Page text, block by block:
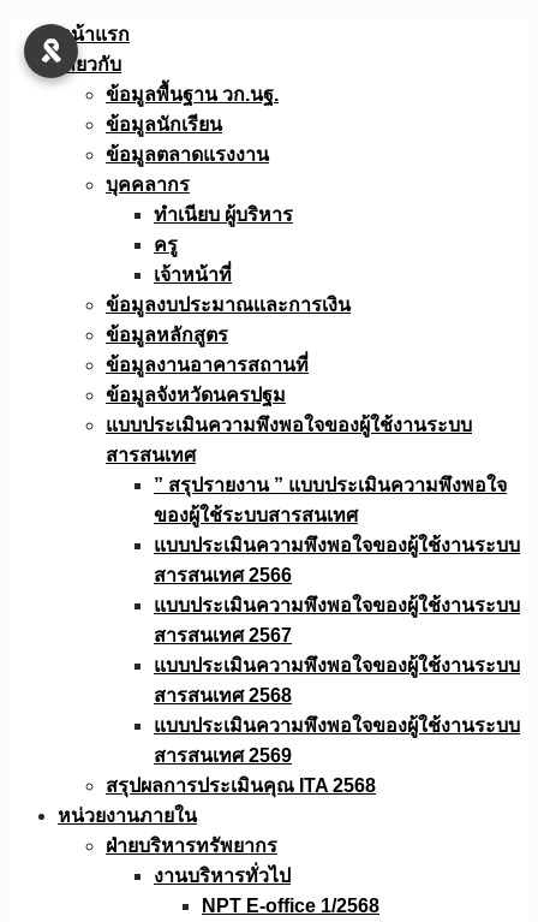
Skip
หน้าแรก
เกี่ยวกับ
ข้อมูลพื้นฐาน วก.นฐ.
ข้อมูลนักเรียน
ข้อมูลตลาดแรงงาน
บุคคลากร
ทำเนียบ ผู้บริหาร
ครู
เจ้าหน้าที่
ข้อมูลงบประมาณเเละการเงิน
ข้อมูลหลักสูตร
ข้อมูลงานอาคารสถานที่
ข้อมูลจังหวัดนครปฐม
แบบประเมินความพึงพอใจของผู้ใช้งานระบบ
สารสนเทศ
” สรุปรายงาน ” แบบประเมินความพึงพอใจ
ของผู้ใช้ระบบสารสนเทศ
แบบประเมินความพึงพอใจของผู้ใช้งานระบบ
สารสนเทศ 2566
แบบประเมินความพึงพอใจของผู้ใช้งานระบบ
สารสนเทศ 2567
แบบประเมินความพึงพอใจของผู้ใช้งานระบบ
สารสนเทศ 2568
แบบประเมินความพึงพอใจของผู้ใช้งานระบบ
สารสนเทศ 2569
สรุปผลการประเมินคุณ ITA 2568
หน่วยงานภายใน
ฝ่ายบริหารทรัพยากร
งานบริหารทั่วไป
NPT E-office 1/2568